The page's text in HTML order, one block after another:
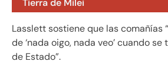
Tierra de Milei
Lasslett sostiene que las comañías
de ‘nada oigo, nada veo’ cuando
de Estado”.